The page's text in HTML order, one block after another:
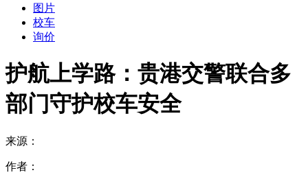
图片
校车
询价
护航上学路：贵港交警联合多
部门守护校车安全
来源：
作者：